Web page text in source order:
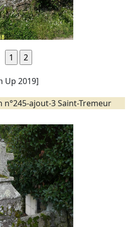
Up 2019]
n°245-ajout-3 Saint-Tremeur